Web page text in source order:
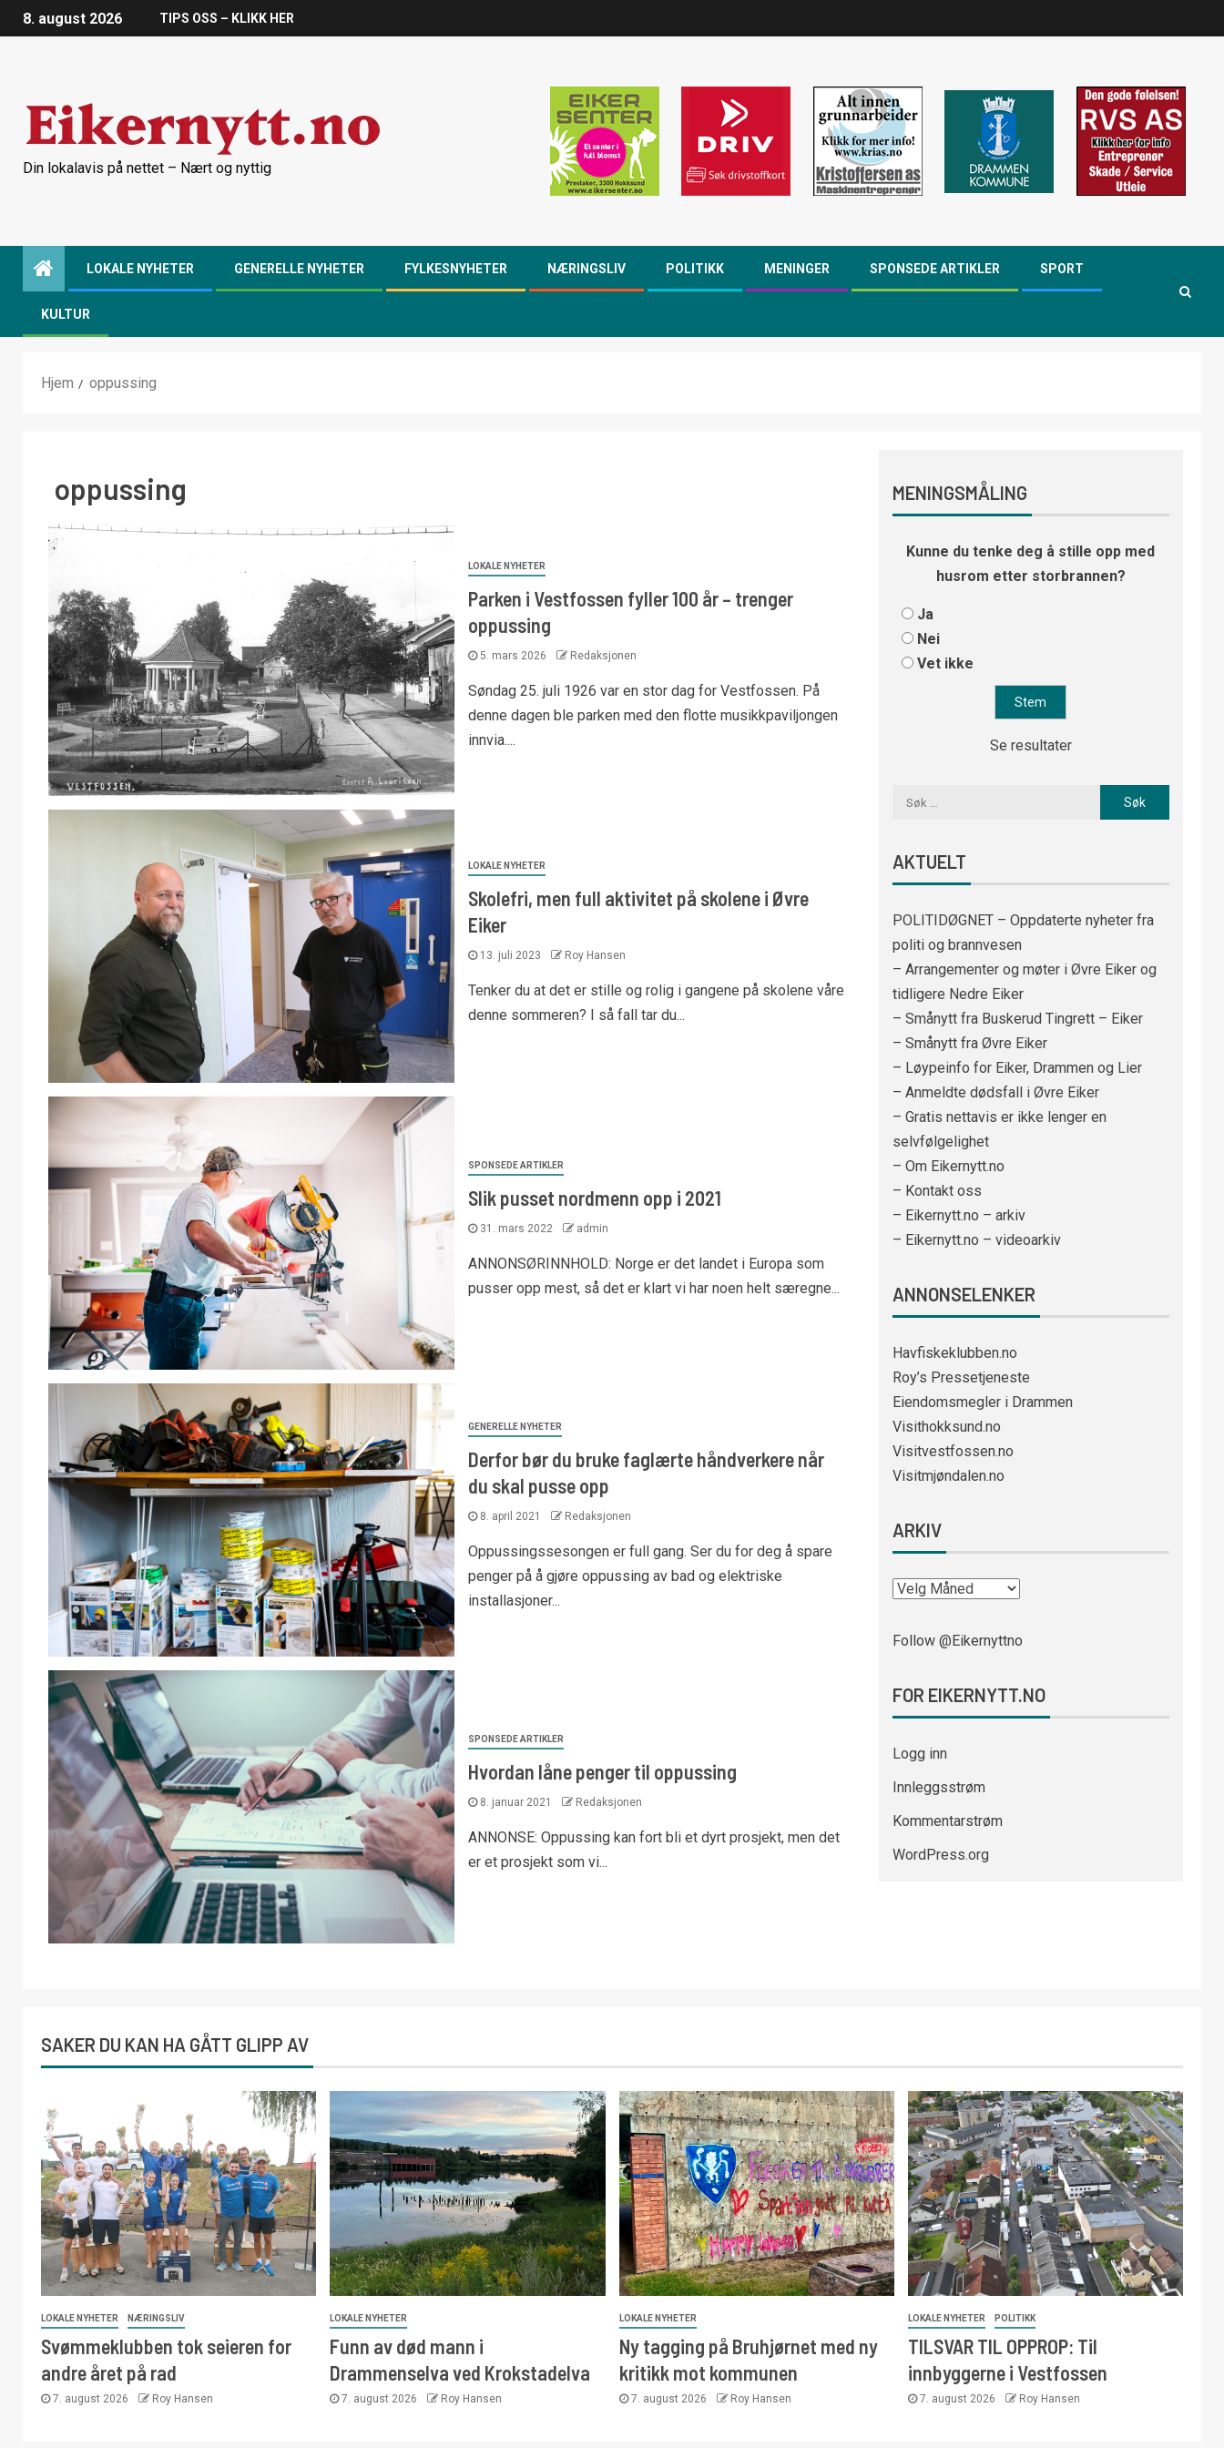
8. august 2026 TIPS OSS – KLIKK HER
Din lokalavis på nettet – Nært og nyttig
LOKALE NYHETER GENERELLE NYHETER FYLKESNYHETER NÆRINGSLIV POLITIKK MENINGER SPONSEDE ARTIKLER SPORT
KULTUR
Hjem oppussing
oppussing
LOKALE NYHETER
Parken i Vestfossen fyller 100 år – trenger
oppussing
5. mars 2026 Redaksjonen
Søndag 25. juli 1926 var en stor dag for Vestfossen. På
denne dagen ble parken med den flotte musikkpaviljongen
innvia....
LOKALE NYHETER
Skolefri, men full aktivitet på skolene i Øvre
Eiker
13. juli 2023 Roy Hansen
Tenker du at det er stille og rolig i gangene på skolene våre
denne sommeren? I så fall tar du...
SPONSEDE ARTIKLER
Slik pusset nordmenn opp i 2021
31. mars 2022 admin
ANNONSØRINNHOLD: Norge er det landet i Europa som
pusser opp mest, så det er klart vi har noen helt særegne...
GENERELLE NYHETER
Derfor bør du bruke faglærte håndverkere når
du skal pusse opp
8. april 2021 Redaksjonen
Oppussingssesongen er full gang. Ser du for deg å spare
penger på å gjøre oppussing av bad og elektriske
installasjoner...
SPONSEDE ARTIKLER
Hvordan låne penger til oppussing
8. januar 2021 Redaksjonen
ANNONSE: Oppussing kan fort bli et dyrt prosjekt, men det
er et prosjekt som vi...
MENINGSMÅLING
Kunne du tenke deg å stille opp med
husrom etter storbrannen?
Ja
Nei
Vet ikke
Se resultater
AKTUELT
POLITIDØGNET – Oppdaterte nyheter fra
politi og brannvesen
– Arrangementer og møter i Øvre Eiker og
tidligere Nedre Eiker
– Smånytt fra Buskerud Tingrett – Eiker
– Smånytt fra Øvre Eiker
– Løypeinfo for Eiker, Drammen og Lier
– Anmeldte dødsfall i Øvre Eiker
– Gratis nettavis er ikke lenger en
selvfølgelighet
– Om Eikernytt.no
– Kontakt oss
– Eikernytt.no – arkiv
– Eikernytt.no – videoarkiv
ANNONSELENKER
Havfiskeklubben.no
Roy’s Pressetjeneste
Eiendomsmegler i Drammen
Visithokksund.no
Visitvestfossen.no
Visitmjøndalen.no
ARKIV
Follow @Eikernyttno
FOR EIKERNYTT.NO
Logg inn
Innleggsstrøm
Kommentarstrøm
WordPress.org
SAKER DU KAN HA GÅTT GLIPP AV
LOKALE NYHETER NÆRINGSLIV
Svømmeklubben tok seieren for
andre året på rad
7. august 2026 Roy Hansen
LOKALE NYHETER
Funn av død mann i
Drammenselva ved Krokstadelva
7. august 2026 Roy Hansen
LOKALE NYHETER
Ny tagging på Bruhjørnet med ny
kritikk mot kommunen
7. august 2026 Roy Hansen
LOKALE NYHETER POLITIKK
TILSVAR TIL OPPROP: Til
innbyggerne i Vestfossen
7. august 2026 Roy Hansen